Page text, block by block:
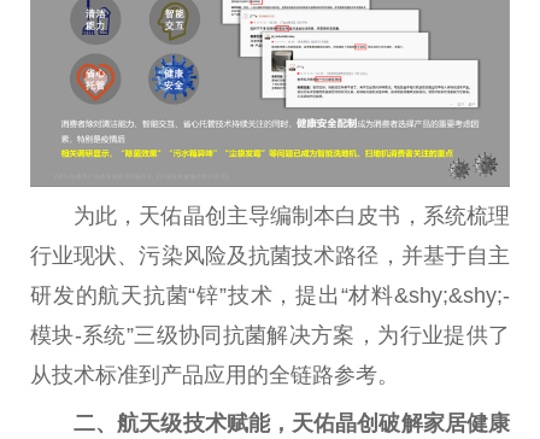
为此，天佑晶创主导编制本白皮书，系统梳理
行业现状、污染风险及抗菌技术路径，并基于自主
研发的航天抗菌“锌”技术，提出“材料&shy;&shy;-
模块-系统”三级协同抗菌解决方案，为行业提供了
从技术标准到产品应用的全链路参考。
二、航天级技术赋能，天佑晶创破解家居健康